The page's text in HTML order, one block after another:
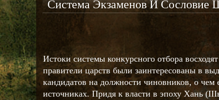
Система Экзаменов И Сословие
Истоки системы конкурсного отбора
правители царств были заинтересованы в
кандидатов на должности чиновников, о чем
источниках. Придя к власти в эпоху Хань